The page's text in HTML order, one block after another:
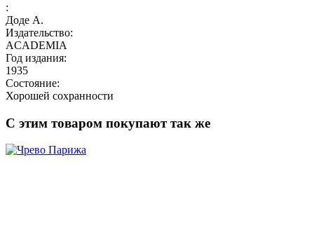
:
Доде А.
Издательство:
ACADEMIA
Год издания:
1935
Состояние:
Хорошей сохранности
С этим товаром покупают так же